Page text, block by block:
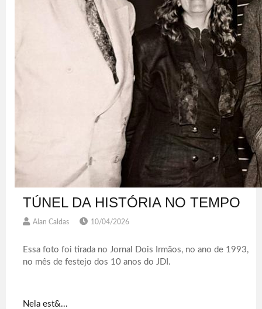
TÚNEL DA HISTÓRIA NO TEMPO
Alan Caldas 10/04/2026
Essa foto foi tirada no Jornal Dois Irmãos, no ano de 1993,
no mês de festejo dos 10 anos do JDI.
Nela est&...